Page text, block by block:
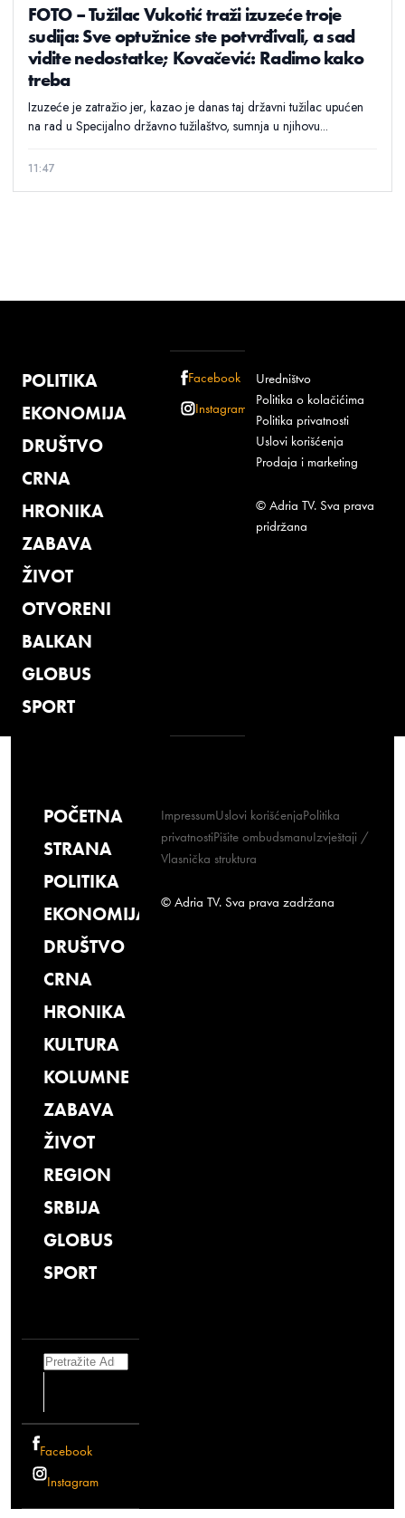
FOTO – Tužilac Vukotić traži izuzeće troje
sudija: Sve optužnice ste potvrđivali, a sad
vidite nedostatke; Kovačević: Radimo kako
treba
Izuzeće je zatražio jer, kazao je danas taj državni tužilac upućen
na rad u Specijalno državno tužilaštvo, sumnja u njihovu...
11:47
POLITIKA
EKONOMIJA
DRUŠTVO
CRNA
HRONIKA
ZABAVA
ŽIVOT
OTVORENI
BALKAN
GLOBUS
SPORT
Facebook
Instagram
Uredništvo
Politika o kolačićima
Politika privatnosti
Uslovi korišćenja
Prodaja i marketing
© Adria TV. Sva prava
pridržana
POČETNA
STRANA
POLITIKA
EKONOMIJA
DRUŠTVO
CRNA
HRONIKA
KULTURA
KOLUMNE
ZABAVA
ŽIVOT
REGION
SRBIJA
GLOBUS
SPORT
Search
Facebook
Instagram
ImpressumUslovi korišćenjaPolitika
privatnostiPišite ombudsmanuIzvještaji /
Vlasnička struktura
© Adria TV. Sva prava zadržana